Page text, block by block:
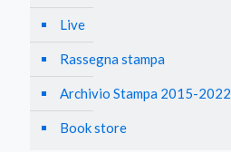
Live
Rassegna stampa
Archivio Stampa 2015-2022
Book store